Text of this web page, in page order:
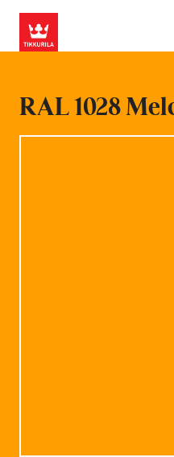
RAL 1028